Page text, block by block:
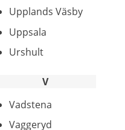
Upplands Väsby
Uppsala
Urshult
V
Vadstena
Vaggeryd